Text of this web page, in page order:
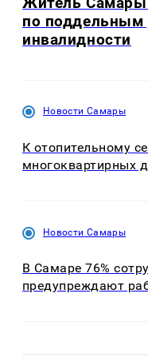
по поддельным
инвалидности
Новости Самары
К отопительному
многоквартирных
Новости Самары
В Самаре 76%
предупреждают